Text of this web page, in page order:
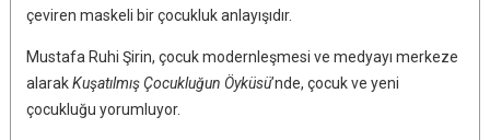
çeviren maskeli bir çocukluk anlayışıdır.
Mustafa Ruhi Şirin, çocuk modernleşmesi ve medyayı merkeze
alarakKuşatılmış Çocukluğun Öyküsü’nde, çocuk ve yeni
çocukluğu yorumluyor.